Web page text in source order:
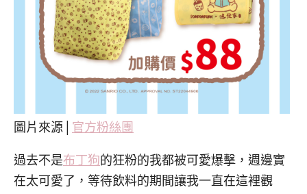
圖片來源│ 官方粉絲團
過去不是布丁狗的狂粉的我都被可愛爆擊，週邊實
在太可愛了，等待飲料的期間讓我一直在這裡觀